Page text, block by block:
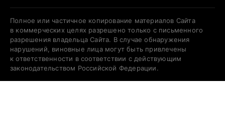
Полное или частичное копирование материалов Сайта
в коммерческих целях разрешено только с письменного
разрешения владельца Сайта. В случае обнаружения
нарушений, виновные лица могут быть привлечены
к ответственности в соответствии с действующим
законодательством Российской Федерации.